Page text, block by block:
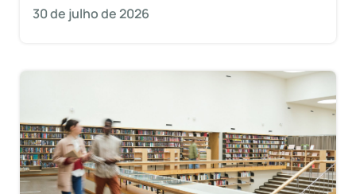
30 de julho de 2026